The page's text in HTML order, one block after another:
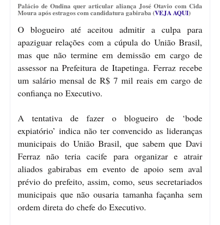
Palácio de Ondina quer articular aliança José Otavio com Cida
Moura após estragos com candidatura gabiraba (VEJA AQUI)
O blogueiro até aceitou admitir a culpa para
apaziguar relações com a cúpula do União Brasil,
mas que não termine em demissão em cargo de
assessor na Prefeitura de Itapetinga. Ferraz recebe
um salário mensal de R$ 7 mil reais em cargo de
confiança no Executivo.
A tentativa de fazer o blogueiro de ‘bode
expiatório’ indica não ter convencido as lideranças
municipais do União Brasil, que sabem que Davi
Ferraz não teria cacife para organizar e atrair
aliados gabirabas em evento de apoio sem aval
prévio do prefeito, assim, como, seus secretariados
municipais que não ousaria tamanha façanha sem
ordem direta do chefe do Executivo.